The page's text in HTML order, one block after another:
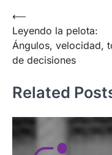
Post
navigation
⟵
Leyendo la pelota:
Ángulos, velocidad,
de decisiones
Related